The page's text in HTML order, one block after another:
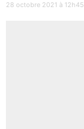
28 octobre 2021 à 12h45